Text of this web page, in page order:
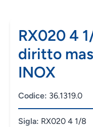
RX020 4
diritto
INOX
Codice: 36.1319.0
Sigla: RX020 4 1/8